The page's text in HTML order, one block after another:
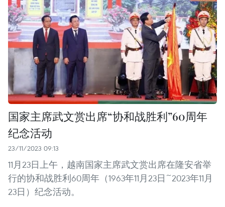
国家主席武文赏出席“协和战胜利”60周年
纪念活动
23/11/2023 09:13
11月23日上午，越南国家主席武文赏出席在隆安省举
行的协和战胜利60周年（1963年11月23日~2023年11月
23日）纪念活动。